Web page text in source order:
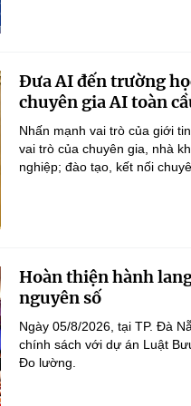
Đưa AI đến trường
chuyên gia AI toàn
Nhấn mạnh vai trò của giới
vai trò của chuyên gia, nhà
nghiệp; đào tạo, kết nối
Hoàn thiện hành
nguyên số
Ngày 05/8/2026, tại TP. Đà
chính sách với dự án Luật
Đo lường.